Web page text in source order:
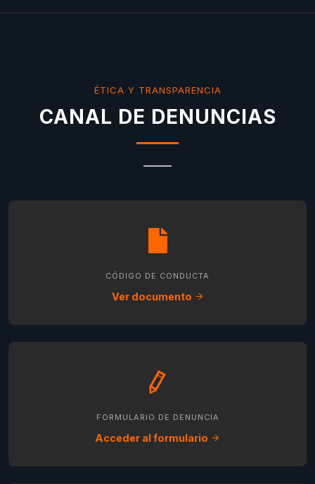
ÉTICA Y TRANSPARENCIA
CANAL DE DENUNCIAS
CÓDIGO DE CONDUCTA
Ver documento
FORMULARIO DE DENUNCIA
Acceder al formulario